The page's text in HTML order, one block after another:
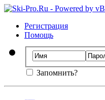
Регистрация
Помощь
Запомнить?